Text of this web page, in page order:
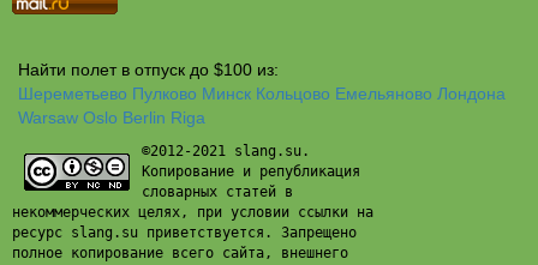
Найти полет в отпуск до $100 из:
Шереметьево Пулково Минск Кольцово Емельяново Лондона
Warsaw Oslo Berlin Riga
©2012-2021 slang.su.
Копирование и републикация
словарных статей в
некоммерческих целях, при условии ссылки на
ресурс slang.su приветствуется. Запрещено
полное копирование всего сайта, внешнего